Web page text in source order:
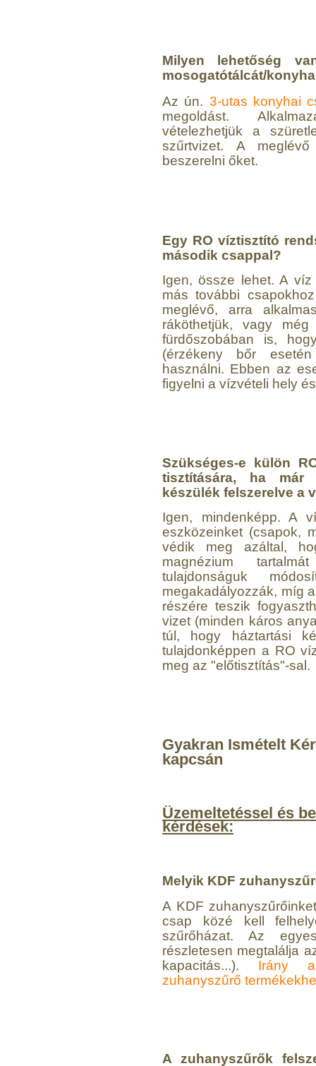
Milyen lehetőség
mosogatótálcát/
Az ún. 3-utas konyhai
megoldást.
vételezhetjük a
szűrtvizet. A
beszerelni őket.
Egy RO víztisztító
második csappal?
Igen, össze lehet. A
más további
meglévő, arra
ráköthetjük, vagy
fürdőszobában is,
(érzékeny bőr
használni. Ebben az
figyelni a vízvételi hely
Szükséges-e külön
tisztítására, ha már
készülék felszerelve a
Igen, mindenképp. A
eszközeinket (csapok,
védik meg azáltal,
magnézium
tulajdonságuk
megakadályozzák, míg
részére teszik
vizet (minden káros
túl, hogy háztartási
tulajdonképpen a RO
meg az "előtisztítás"-sal.
Gyakran Ismételt
kapcsán
Üzemeltetéssel és
kérdések:
Melyik KDF
A KDF
csap közé kell
szűrőházat. Az
részletesen megtalálja
kapacitás...). Irány
zuhanyszűrő
A zuhanyszűrők